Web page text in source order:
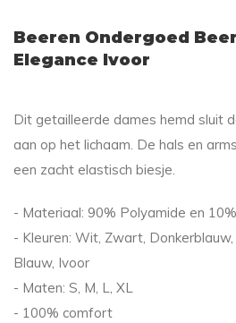
Beeren Ondergoed
Elegance Ivoor
Dit getailleerde dames hemd sluit
aan op het lichaam. De hals en
een zacht elastisch biesje.
- Materiaal: 90% Polyamide en
- Kleuren: Wit, Zwart,
Blauw, Ivoor
- Maten: S, M, L, XL
- 100% comfort